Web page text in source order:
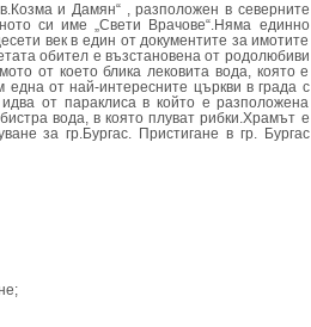
и Дамян“ , разположен в северните
си име „Свети Врачове“.Няма единно
век в един от документите за имотите
обител е възстановена от родолюбиви
от което блика лековита вода, която е
от най-интересните църкви в града с
от параклиса в който е разположена
вода, в която плуват рибки.Храмът е
за гр.Бургас. Пристигане в гр. Бургас